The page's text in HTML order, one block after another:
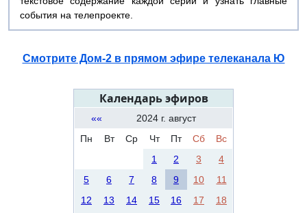
события на телепроекте.
Смотрите Дом-2 в прямом эфире телеканала Ю
Календарь эфиров
««
2024 г. август
Пн
Вт Ср Чт Пт Сб
Вс
1
2 3
4
5
6 7 8 9 10
11
12
13 14 15 16 17
18